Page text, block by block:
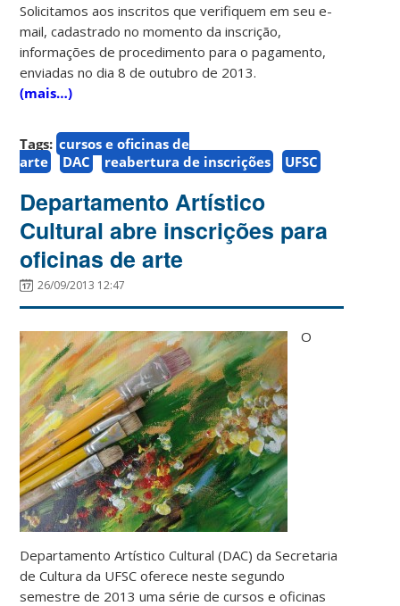
Solicitamos aos inscritos que verifiquem em seu e-
mail, cadastrado no momento da inscrição,
informações de procedimento para o pagamento,
enviadas no dia 8 de outubro de 2013.
(mais…)
Tags: cursos e oficinas de
arte
DAC reabertura de inscrições UFSC
Departamento Artístico
Cultural abre inscrições para
oficinas de arte
26/09/2013 12:47
O
Departamento Artístico Cultural (DAC) da Secretaria
de Cultura da UFSC oferece neste segundo
semestre de 2013 uma série de cursos e oficinas